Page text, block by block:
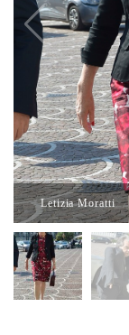
Letizia Moratti